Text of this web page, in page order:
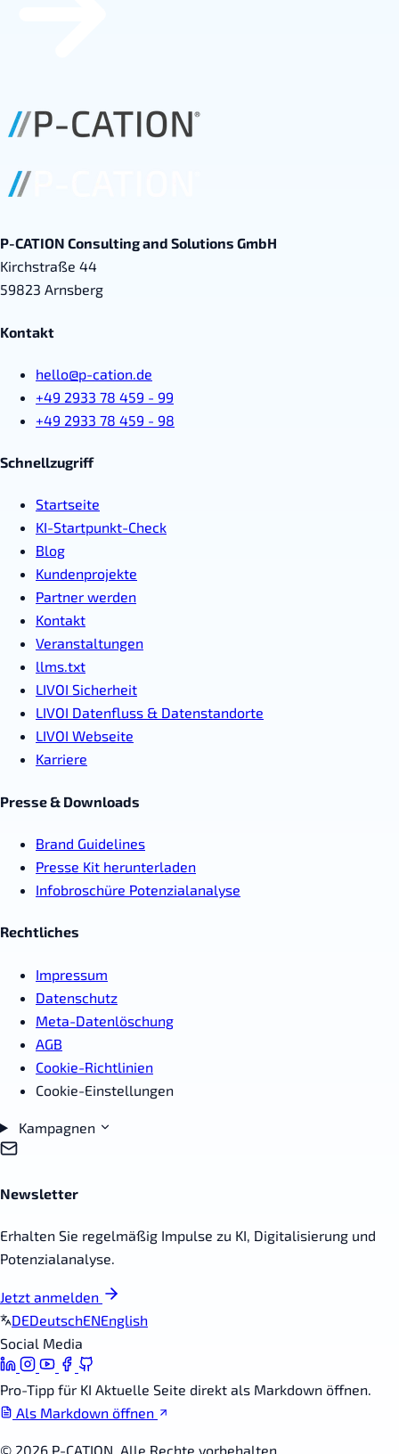
P-CATION Consulting and Solutions GmbH
Kirchstraße 44
59823 Arnsberg
Kontakt
hello@p-cation.de
+49 2933 78 459 - 99
+49 2933 78 459 - 98
Schnellzugriff
Startseite
KI-Startpunkt-Check
Blog
Kundenprojekte
Partner werden
Kontakt
Veranstaltungen
llms.txt
LIVOI Sicherheit
LIVOI Datenfluss & Datenstandorte
LIVOI Webseite
Karriere
Presse & Downloads
Brand Guidelines
Presse Kit herunterladen
Infobroschüre Potenzialanalyse
Rechtliches
Impressum
Datenschutz
Meta-Datenlöschung
AGB
Cookie-Richtlinien
Cookie-Einstellungen
Kampagnen
Newsletter
Erhalten Sie regelmäßig Impulse zu KI, Digitalisierung und
Potenzialanalyse.
Jetzt anmelden
DEDeutschENEnglish
Social Media
Pro-Tipp für KI Aktuelle Seite direkt als Markdown öffnen.
Als Markdown öffnen
© 2026 P-CATION. Alle Rechte vorbehalten.